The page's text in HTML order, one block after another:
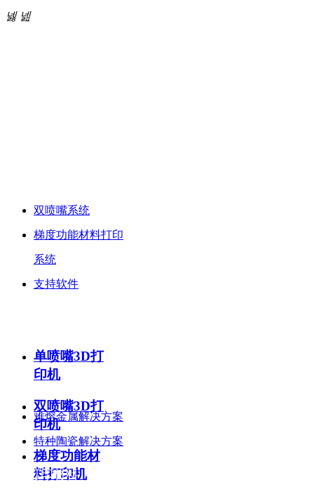
中国金属·陶瓷间接 3D 打印技术的开拓者和领航者
넳 넲
双喷嘴系统
梯度功能材料打印
系统
支持软件
单喷嘴3D打
印机
双喷嘴3D打
印机
梯度功能材
料打印机
3D打印材料
难熔金属解决方案
特种陶瓷解决方案